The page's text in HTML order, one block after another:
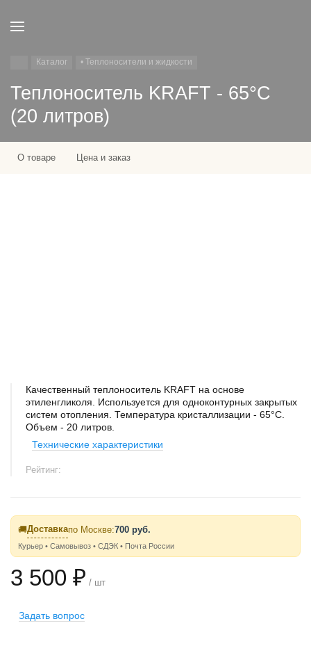
Каталог • Теплоносители и жидкости
Теплоноситель KRAFT - 65°C
(20 литров)
О товаре Цена и заказ
Качественный теплоноситель KRAFT на основе
этиленгликоля. Используется для одноконтурных закрытых
систем отопления. Температура кристаллизации - 65°C.
Объем - 20 литров.
Технические характеристики
Рейтинг:
🚚Доставкапо Москве:700 руб.
Курьер • Самовывоз • СДЭК • Почта России
3 500 ₽ / шт
Задать вопрос